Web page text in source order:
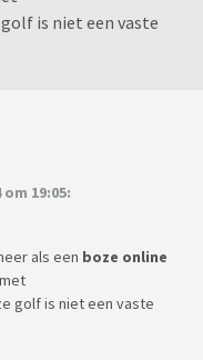
is niet een vaste
19:05:
als een boze online
golf is niet een vaste